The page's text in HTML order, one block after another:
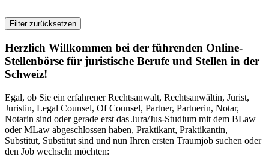
Filter zurücksetzen
Herzlich Willkommen bei der führenden Online-
Stellenbörse für juristische Berufe und Stellen in der
Schweiz!
Egal, ob Sie ein erfahrener Rechtsanwalt, Rechtsanwältin, Jurist,
Juristin, Legal Counsel, Of Counsel, Partner, Partnerin, Notar,
Notarin sind oder gerade erst das Jura/Jus-Studium mit dem BLaw
oder MLaw abgeschlossen haben, Praktikant, Praktikantin,
Substitut, Substitut sind und nun Ihren ersten Traumjob suchen oder
den Job wechseln möchten: